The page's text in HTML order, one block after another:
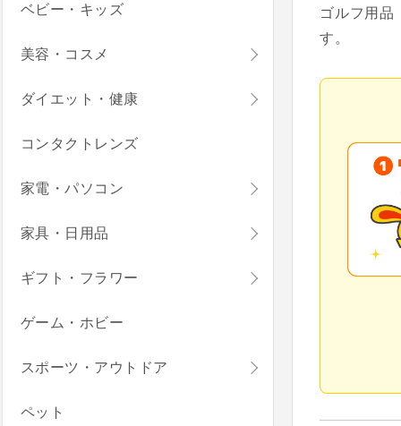
ゴルフ用品
す。
ベビー・キッズ
美容・コスメ
ダイエット・健康
コンタクトレンズ
家電・パソコン
家具・日用品
ギフト・フラワー
ゲーム・ホビー
スポーツ・アウトドア
ペット